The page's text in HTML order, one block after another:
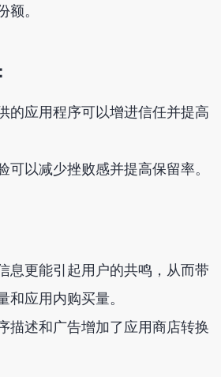
。
的应用程序可以增进信任并提高
可以减少挫败感并提高保留率。
息更能引起用户的共鸣，从而带
和应用内购买量。
描述和广告增加了应用商店转换